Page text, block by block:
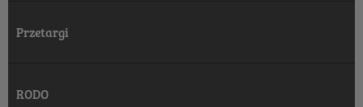
Przetargi
RODO